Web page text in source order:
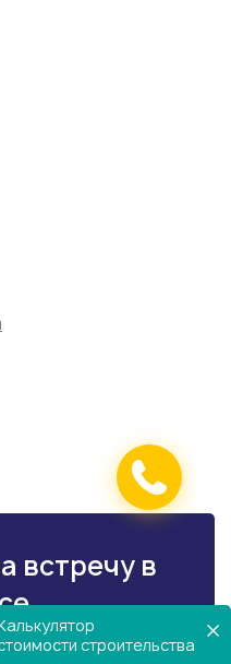
строительства
встречу в